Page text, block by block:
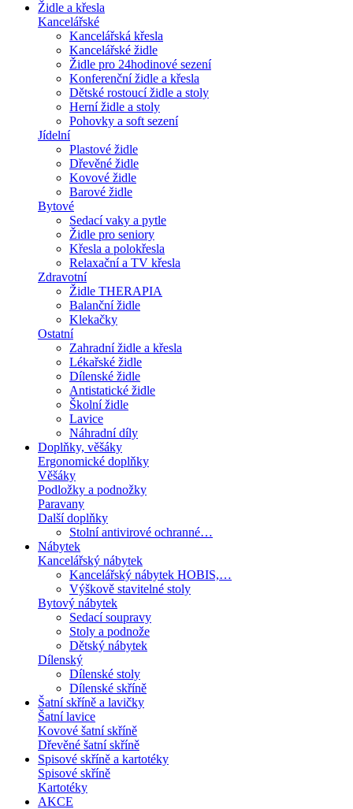
Židle a křesla
Kancelářské
Kancelářská křesla
Kancelářské židle
Židle pro 24hodinové sezení
Konferenční židle a křesla
Dětské rostoucí židle a stoly
Herní židle a stoly
Pohovky a soft sezení
Jídelní
Plastové židle
Dřevěné židle
Kovové židle
Barové židle
Bytové
Sedací vaky a pytle
Židle pro seniory
Křesla a polokřesla
Relaxační a TV křesla
Zdravotní
Židle THERAPIA
Balanční židle
Klekačky
Ostatní
Zahradní židle a křesla
Lékařské židle
Dílenské židle
Antistatické židle
Školní židle
Lavice
Náhradní díly
Doplňky, věšáky
Ergonomické doplňky
Věšáky
Podložky a podnožky
Paravany
Další doplňky
Stolní antivirové ochranné…
Nábytek
Kancelářský nábytek
Kancelářský nábytek HOBIS,…
Výškově stavitelné stoly
Bytový nábytek
Sedací soupravy
Stoly a podnože
Dětský nábytek
Dílenský
Dílenské stoly
Dílenské skříně
Šatní skříně a lavičky
Šatní lavice
Kovové šatní skříně
Dřevěné šatní skříně
Spisové skříně a kartotéky
Spisové skříně
Kartotéky
AKCE